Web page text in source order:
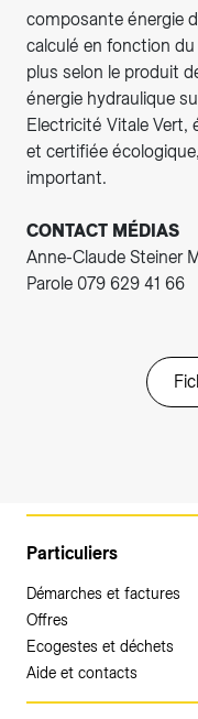
composante énergie
calculé en fonction
plus selon le produit
énergie hydraulique
Electricité Vitale Vert,
et certifiée
important.
CONTACT MÉDIAS
Anne-Claude Steiner
Parole 079 629 41 66
Particuliers
Démarches et factures
Offres
Ecogestes et déchets
Aide et contacts